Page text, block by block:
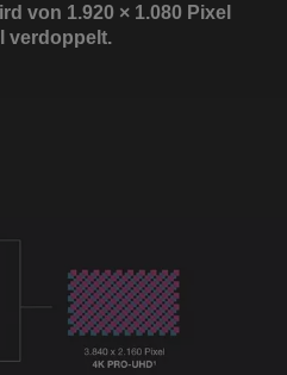
von 1.920 × 1.080 Pixel
verdoppelt.